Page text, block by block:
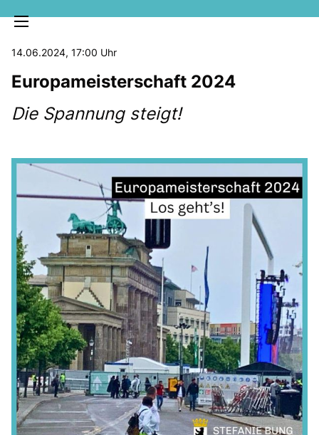
MELDUNGEN
SOZIALE MEDIEN
KLARTEXT
14.06.2024, 17:00 Uhr
Europameisterschaft 2024
Die Spannung steigt!